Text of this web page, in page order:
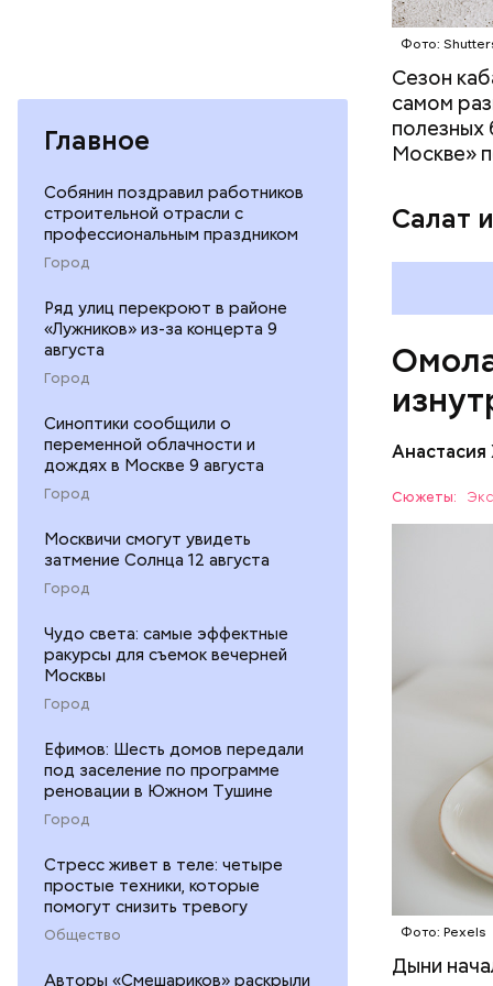
Главное
Собянин поздравил работников
строительной отрасли с
профессиональным праздником
Город
Ряд улиц перекроют в районе
«Лужников» из-за концерта 9
августа
Город
Синоптики сообщили о
переменной облачности и
дождях в Москве 9 августа
Город
Москвичи смогут увидеть
затмение Солнца 12 августа
Город
Чудо света: самые эффектные
ракурсы для съемок вечерней
Москвы
Город
Ефимов: Шесть домов передали
под заселение по программе
реновации в Южном Тушине
Город
Стресс живет в теле: четыре
простые техники, которые
помогут снизить тревогу
Общество
Авторы «Смешариков» раскрыли
Фото:
Сезон
самом
полезных
Москве»
Салат
Сюжеты:
Фото: Pexels
Дыни
Дыня
кожи;
плода.
ряда
лютеин
наше
калий
— Если
По
щавель в